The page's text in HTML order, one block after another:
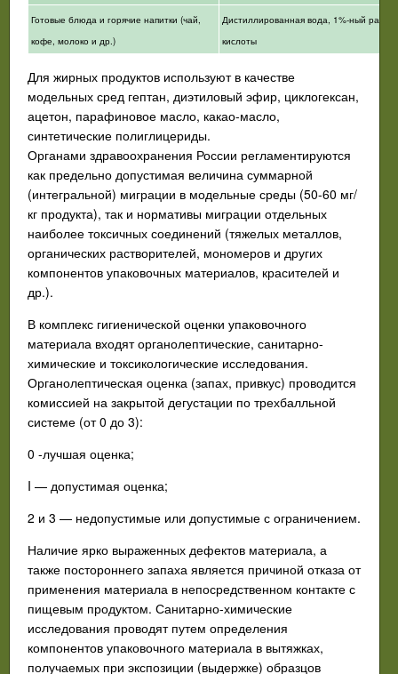
Готовые блюда и горячие напитки (чай,
кофе, молоко и др.)
Дистиллированная вода, 1%-ный
кислоты
Для жирных продуктов используют в качестве
модельных сред гептан, диэтиловый эфир, циклогексан,
ацетон, парафиновое масло, какао-масло,
синтетические полиглицериды.
Органами здравоохранения России регламентируются
как предельно допустимая величина суммарной
(интегральной) миграции в модельные среды (50-60 мг/
кг продукта), так и нормативы миграции отдельных
наиболее токсичных соединений (тяжелых металлов,
органических растворителей, мономеров и других
компонентов упаковочных материалов, красителей и
др.).
В комплекс гигиенической оценки упаковочного
материала входят органолептические, санитарно-
химические и токсикологические исследования.
Органолептическая оценка (запах, привкус) проводится
комиссией на закрытой дегустации по трехбалльной
системе (от 0 до 3):
0 -лучшая оценка;
I — допустимая оценка;
2 и 3 — недопустимые или допустимые с ограничением.
Наличие ярко выраженных дефектов материала, а
также постороннего запаха является причиной отказа от
применения материала в непосредственном контакте с
пищевым продуктом. Санитарно-химические
исследования проводят путем определения
компонентов упаковочного материала в вытяжках,
получаемых при экспозиции (выдержке) образцов